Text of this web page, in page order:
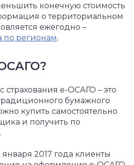
конечную стоимость
о территориальном
ежегодно –
по регионам.
е-ОСАГО – это
бумажного
купить самостоятельно
и получить по
января 2017 года клиенты